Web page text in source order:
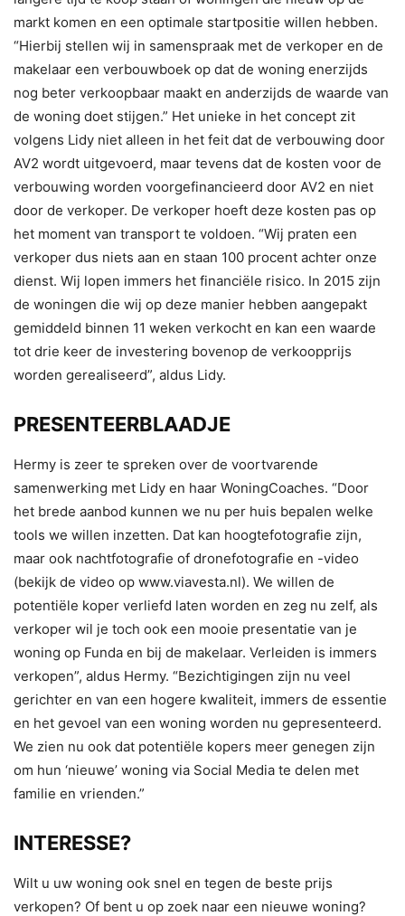
markt komen en een optimale startpositie willen hebben.
“Hierbij stellen wij in samenspraak met de verkoper en de
makelaar een verbouwboek op dat de woning enerzijds
nog beter verkoopbaar maakt en anderzijds de waarde van
de woning doet stijgen.” Het unieke in het concept zit
volgens Lidy niet alleen in het feit dat de verbouwing door
AV2 wordt uitgevoerd, maar tevens dat de kosten voor de
verbouwing worden voorgefinancieerd door AV2 en niet
door de verkoper. De verkoper hoeft deze kosten pas op
het moment van transport te voldoen. “Wij praten een
verkoper dus niets aan en staan 100 procent achter onze
dienst. Wij lopen immers het financiële risico. In 2015 zijn
de woningen die wij op deze manier hebben aangepakt
gemiddeld binnen 11 weken verkocht en kan een waarde
tot drie keer de investering bovenop de verkoopprijs
worden gerealiseerd”, aldus Lidy.
PRESENTEERBLAADJE
Hermy is zeer te spreken over de voortvarende
samenwerking met Lidy en haar WoningCoaches. “Door
het brede aanbod kunnen we nu per huis bepalen welke
tools we willen inzetten. Dat kan hoogtefotografie zijn,
maar ook nachtfotografie of dronefotografie en -video
(bekijk de video op www.viavesta.nl). We willen de
potentiële koper verliefd laten worden en zeg nu zelf, als
verkoper wil je toch ook een mooie presentatie van je
woning op Funda en bij de makelaar. Verleiden is immers
verkopen”, aldus Hermy. “Bezichtigingen zijn nu veel
gerichter en van een hogere kwaliteit, immers de essentie
en het gevoel van een woning worden nu gepresenteerd.
We zien nu ook dat potentiële kopers meer genegen zijn
om hun ‘nieuwe’ woning via Social Media te delen met
familie en vrienden.”
INTERESSE?
Wilt u uw woning ook snel en tegen de beste prijs
verkopen? Of bent u op zoek naar een nieuwe woning?